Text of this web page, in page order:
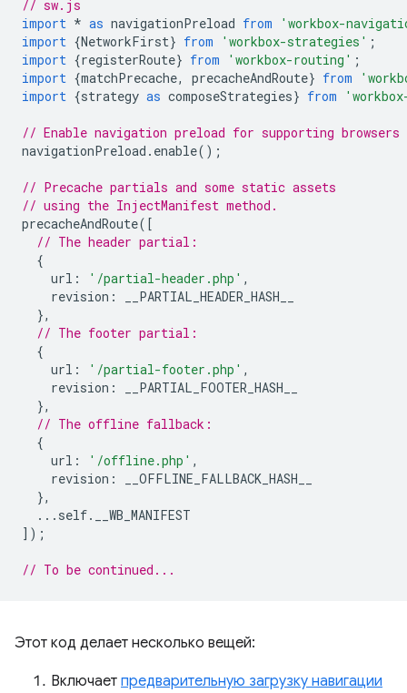
// sw.js
import * as navigationPreload from
'workbox-
import {NetworkFirst} from 'workbox-strategies' ;
import {registerRoute} from 'workbox-routing' ;
import {matchPrecache, precacheAndRoute} from
import {strategy as composeStrategies} from
// Enable navigation preload for supporting browsers
navigationPreload . enable();
// Precache partials and some static assets
// using the InjectManifest method.
precacheAndRoute([
// The header partial:
{
url : '/partial-header.php' ,
revision :
__PARTIAL_HEADER_HASH__
},
// The footer partial:
{
url : '/partial-footer.php' ,
revision :
__PARTIAL_FOOTER_HASH__
},
// The offline fallback:
{
url : '/offline.php' ,
revision :
__OFFLINE_FALLBACK_HASH__
},
... self.
__WB_MANIFEST
]);
// To be continued...
Этот код делает несколько вещей:
Включает предварительную загрузку навигации